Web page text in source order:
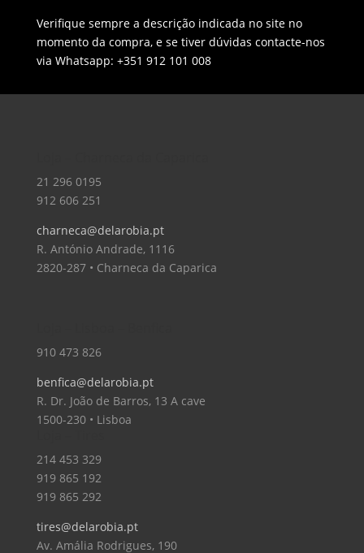
Verifique sempre a descrição indicada no site no
momento da compra, e se tiver dúvidas contacte-nos
via Whatsapp: +351 912 101 008
21 296 0195
912 606 251
charneca@delarobia.pt
R. António Andrade, 1116
2820-287 • Charneca da Caparica
910 473 826
benfica@delarobia.pt
R. Dr. João de Barros, 13 A cave
1500-230 • Lisboa
214 453 329
919 865 192
919 865 292
tires@delarobia.pt
Av. Amália Rodrigues, 190